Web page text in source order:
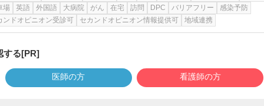
場
英語 外国語 大病院 がん 在宅 訪問 DPC バリアフリー
感染予防
ンドオピニオン受診可
セカンドオピニオン情報提供可 地域連携
する[PR]
医師の方 看護師の方